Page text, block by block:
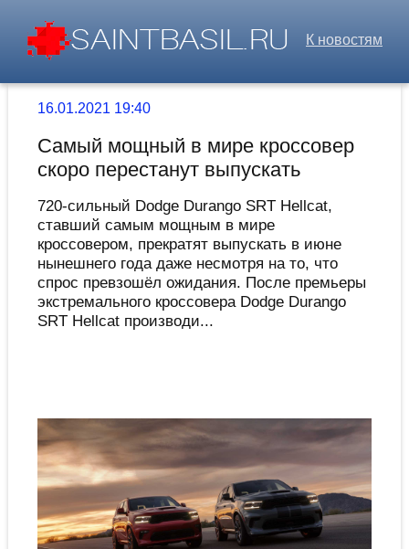
К новостям
16.01.2021 19:40
Самый мощный в мире кроссовер
скоро перестанут выпускать
720-сильный Dodge Durango SRT Hellcat,
ставший самым мощным в мире
кроссовером, прекратят выпускать в июне
нынешнего года даже несмотря на то, что
спрос превзошёл ожидания. После премьеры
экстремального кроссовера Dodge Durango
SRT Hellcat производи...